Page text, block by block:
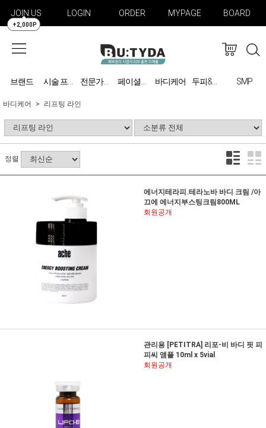
JOIN US
+2,000P
LOGIN ORDER MYPAGE BOARD
브랜드 시술 프로그램 전문가용 미용기기 페이셜케어 바디케어 두피&탈모 관리 SMP
바디케어 리프팅 라인
정렬
에너지테라피.테라노바 바디 크림 /아
끄에 에너지부스팅크림800ML
회원공개
관리용 [PETITRA] 리포-비 바디 핏 피
피씨 앰플 10ml x 5vial
회원공개